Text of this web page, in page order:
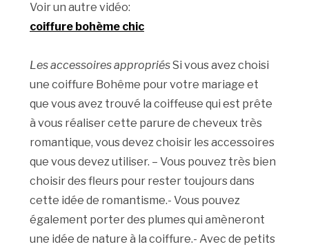
Voir un autre vidéo:
coiffure bohème chic
Les accessoires appropriésSi vous avez choisi
une coiffure Bohême pour votre mariage et
que vous avez trouvé la coiffeuse qui est prête
à vous réaliser cette parure de cheveux très
romantique, vous devez choisir les accessoires
que vous devez utiliser. – Vous pouvez très bien
choisir des fleurs pour rester toujours dans
cette idée de romantisme.- Vous pouvez
également porter des plumes qui amèneront
une idée de nature à la coiffure.- Avec de petits